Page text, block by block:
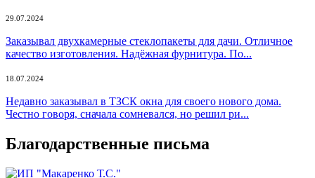
29.07.2024
Заказывал двухкамерные стеклопакеты для дачи. Отличное
качество изготовления. Надёжная фурнитура. По...
18.07.2024
Недавно заказывал в ТЗСК окна для своего нового дома.
Честно говоря, сначала сомневался, но решил ри...
Благодарственные письма